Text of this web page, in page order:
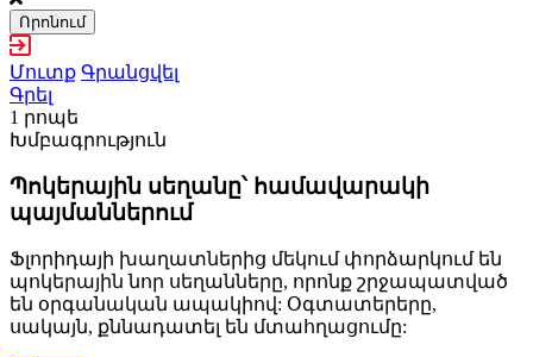
Որոնում
Մուտք Գրանցվել
Գրել
1 րոպե
Խմբագրություն
Պոկերային սեղանը՝ համավարակի
պայմաններում
Ֆլորիդայի խաղատներից մեկում փորձարկում են
պոկերային նոր սեղանները, որոնք շրջապատված
են օրգանական ապակիով: Օգտատերերը,
սակայն, քննադատել են մտահղացումը: